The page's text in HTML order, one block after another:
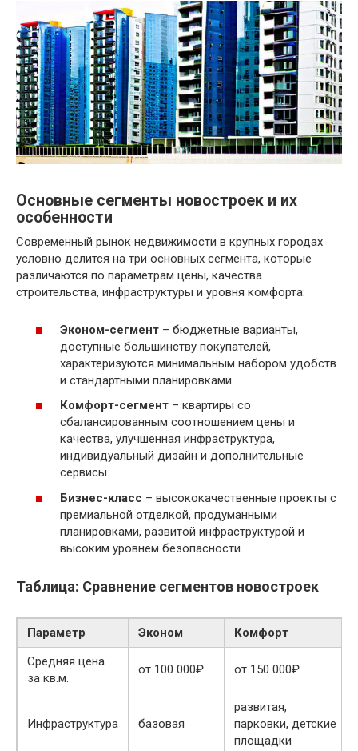
Основные сегменты новостроек и их
особенности
Современный рынок недвижимости в крупных городах
условно делится на три основных сегмента, которые
различаются по параметрам цены, качества
строительства, инфраструктуры и уровня комфорта:
Эконом-сегмент – бюджетные варианты,
доступные большинству покупателей,
характеризуются минимальным набором удобств
и стандартными планировками.
Комфорт-сегмент – квартиры со
сбалансированным соотношением цены и
качества, улучшенная инфраструктура,
индивидуальный дизайн и дополнительные
сервисы.
Бизнес-класс – высококачественные проекты с
премиальной отделкой, продуманными
планировками, развитой инфраструктурой и
высоким уровнем безопасности.
Таблица: Сравнение сегментов новостроек
Параметр Эконом
Комфорт
Средняя цена
за кв.м.
от 100 000₽ от 150 000₽
Инфраструктура базовая
развитая,
парковки, детские
площадки